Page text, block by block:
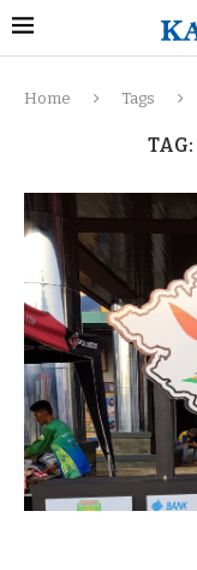
Home Tags
TAG: